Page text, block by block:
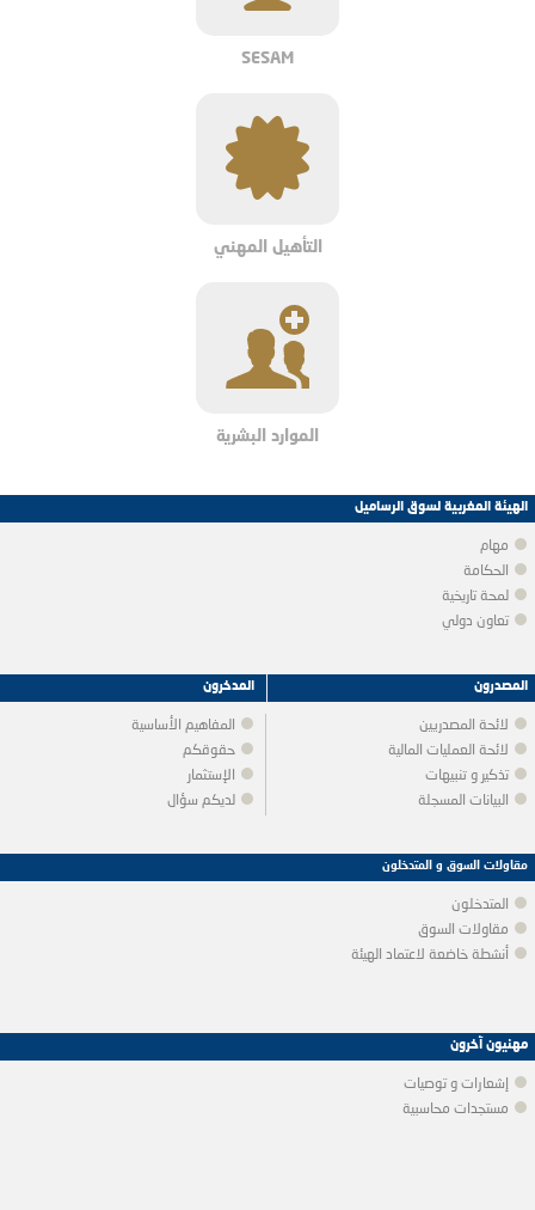
SESAM
التأهيل المهني
الموارد البشرية
الهيئة المغربية لسوق الرساميل
مهام
الحكامة
لمحة تاريخية
تعاون دولي
المدخرون
المفاهيم الأساسية
حقوقكم
الإستثمار
لديكم سؤال
المصدرون
لائحة المصدريين
لائحة العمليات المالية
تذكير و تنبيهات
البيانات المسجلة
مقاولات السوق و المتدخلون
المتدخلون
مقاولات السوق
أنشطة خاضعة لاعتماد الهيئة
مهنيون آخرون
إشعارات و توصيات
مستجدات محاسبية